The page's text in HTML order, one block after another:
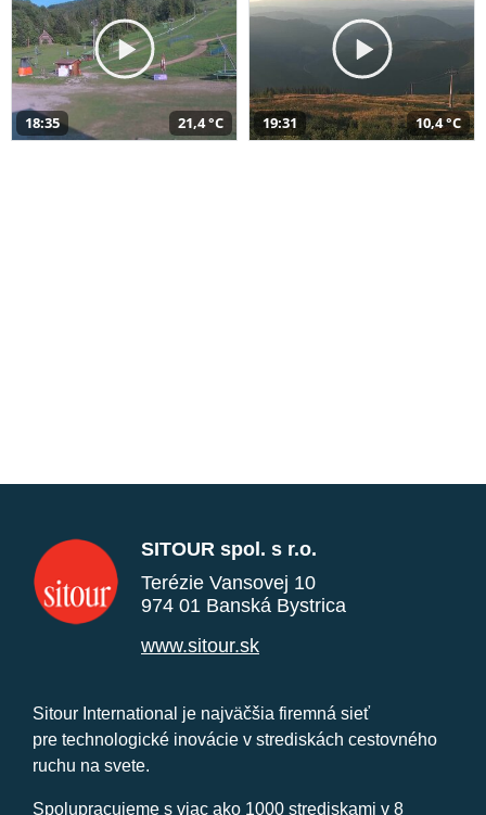
18:35 21,4 °C 19:31 10,4 °C
SITOUR spol. s r.o.
Terézie Vansovej 10
974 01 Banská Bystrica
www.sitour.sk
Sitour International je najväčšia firemná sieť
pre technologické inovácie v strediskách cestovného
ruchu na svete.
Spolupracujeme s viac ako 1000 strediskami v 8